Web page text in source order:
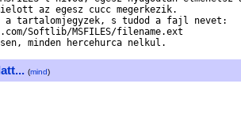
az egesz cucc megerkezik.
a tartalomjegyzek, s tudod a fajl nevet:
Softlib/MSFILES/filename.ext
minden hercehurca nelkul.
(mind)